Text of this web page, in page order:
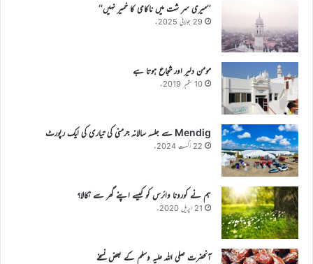
’’میری سر شت میں ناکامی کا خمیر نہیں‘‘
29 جولائی 2025ء
مومن دلیر اور شجاع ہوتا ہے
10 ستمبر 2019ء
Mendig سے جلسہ سالانہ جرمنی کی تیاری کی ایک رپورٹ
22 اگست 2024ء
ہم نے کورونا وائرس کو کیسے اپنے گھر سے نکالا؟
21 اپریل 2020ء
آنحضرت صلی اللہ علیہ وسلم کے بعض نسخے